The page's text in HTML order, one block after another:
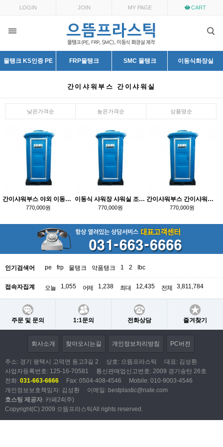
LOGIN JOIN MY PAGE CART
물탱크 KS인증 PE FRP물탱크 SMC 물탱크 이동식화장실
간이샤워부스 간이샤워실
낮은가격순 높은가격순 상품명순
간이샤워부스 야외 이동식 샤워장
770,000원
이동식 샤워장 샤워실 조립식 간이 샤워부스
770,000원
간이샤워부스 간이샤워실 이동식샤워장 조립식
770,000원
인기검색어 pe frp 물탱크 약품탱크 1 2 Ibc
접속자집계 오늘 1,055 어제 1,238 최대 12,435 전체 3,811,784
주문 및 문의 1:1문의 전화상담 즐겨찾기
회사소개 찾아오시는길 개인정보처리방침 PC버전
주소: 경기 평택시 고덕면 동고3길 2 상호: 으뜸프라스틱
대표: 김성환
사업자등록번호: 125-16-70581
통신판매업신고번호: 2009 경기송탄 26호
전화: 031-663-6666 Fax: 0504-408-4546
Mobile: 010-9003-4546
개인정보보호책임자: 김성환
이메일: bestplastic@nate.com
호스팅 제공자: 카페24(주)
Copyright(C) 2009 으뜸프라스틱All rights reserved.